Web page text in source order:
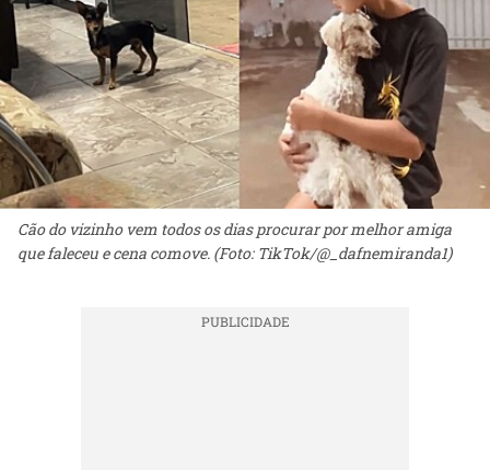
Cão do vizinho vem todos os dias procurar por melhor amiga
que faleceu e cena comove. (Foto: TikTok/@_dafnemiranda1)